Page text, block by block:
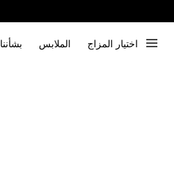
اختيار المزاج الملابس بشأننا